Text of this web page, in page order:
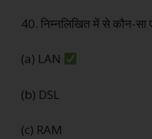
40. निम्नलिखित में से कौन-सा
(a) LAN
(b) DSL
(c) RAM